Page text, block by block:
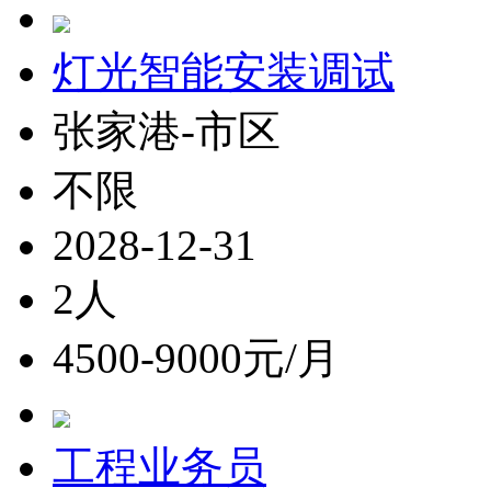
灯光智能安装调试
张家港-市区
不限
2028-12-31
2人
4500-9000元/月
工程业务员